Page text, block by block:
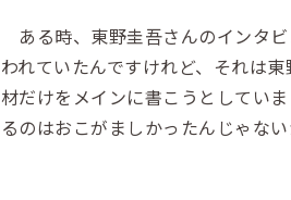
ある時、東野圭吾さんのインタ
われていたんですけれど、それは
材だけをメインに書こうとしてい
るのはおこがましかったんじゃな